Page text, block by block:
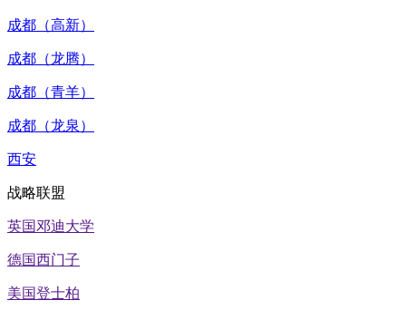
成都（高新）
成都（龙腾）
成都（青羊）
成都（龙泉）
西安
战略联盟
英国邓迪大学
德国西门子
美国登士柏